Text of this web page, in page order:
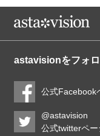
astavisionをフォ
公式Facebook
@astavision
公式twitterペー